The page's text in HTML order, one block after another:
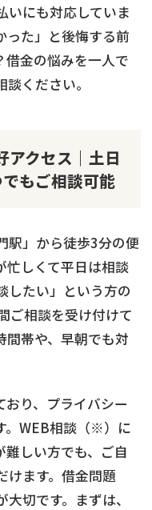
いにも対応していま
った」と後悔する前
借金の悩みを一人で
ください。
アクセス｜土日
もご相談可能
駅」から徒歩3分の便
忙しくて平日は相談
したい」という方の
ご相談を受け付けて
間帯や、早朝でも対
おり、プライバシー
。WEB相談（※）に
難しい方でも、ご自
けます。借金問題
切です。まずは、